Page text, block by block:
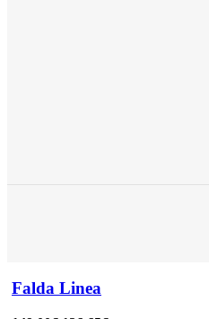
Falda Linea